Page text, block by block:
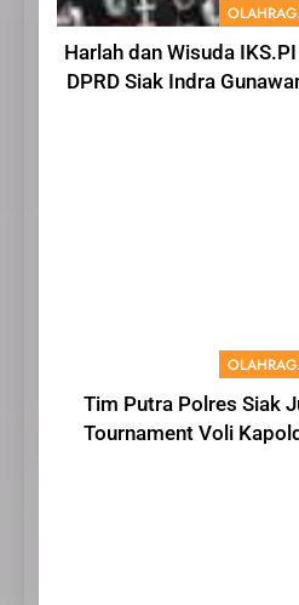
Harlah dan Wisuda
DPRD Siak Indra
Tim Putra Polres Siak
Tournament Voli